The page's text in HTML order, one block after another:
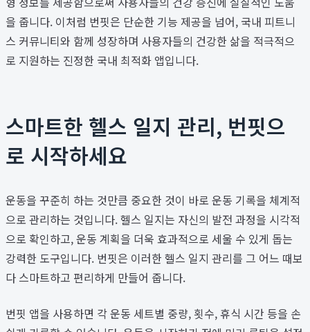
을 줍니다. 이처럼 번핏은 단순한 기능 제공을 넘어, 국내 피트니
스 커뮤니티와 함께 성장하며 사용자들의 건강한 삶을 적극적으
로 지원하는 진정한 국내 최적화 앱입니다.
스마트한 헬스 일지 관리, 번핏으
로 시작하세요
운동을 꾸준히 하는 것만큼 중요한 것이 바로 운동 기록을 체계적
으로 관리하는 것입니다. 헬스 일지는 자신의 발전 과정을 시각적
으로 확인하고, 운동 계획을 더욱 효과적으로 세울 수 있게 돕는
강력한 도구입니다. 번핏은 이러한 헬스 일지 관리를 그 어느 때보
다 스마트하고 편리하게 만들어 줍니다.
번핏 앱을 사용하면 각 운동 세트별 중량, 횟수, 휴식 시간 등을 손